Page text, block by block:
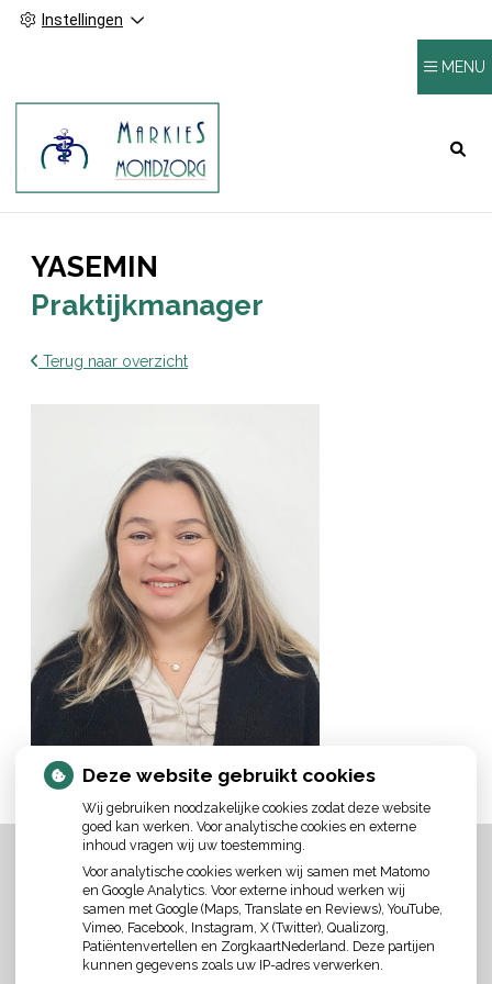
Instellingen
MENU
YASEMIN
Praktijkmanager
Terug naar overzicht
Deze website gebruikt cookies
Wij gebruiken noodzakelijke cookies zodat deze website
goed kan werken. Voor analytische cookies en externe
inhoud vragen wij uw toestemming.
Voor analytische cookies werken wij samen met Matomo
en Google Analytics. Voor externe inhoud werken wij
samen met Google (Maps, Translate en Reviews), YouTube,
Vimeo, Facebook, Instagram, X (Twitter), Qualizorg,
Patiëntenvertellen en ZorgkaartNederland. Deze partijen
kunnen gegevens zoals uw IP-adres verwerken.